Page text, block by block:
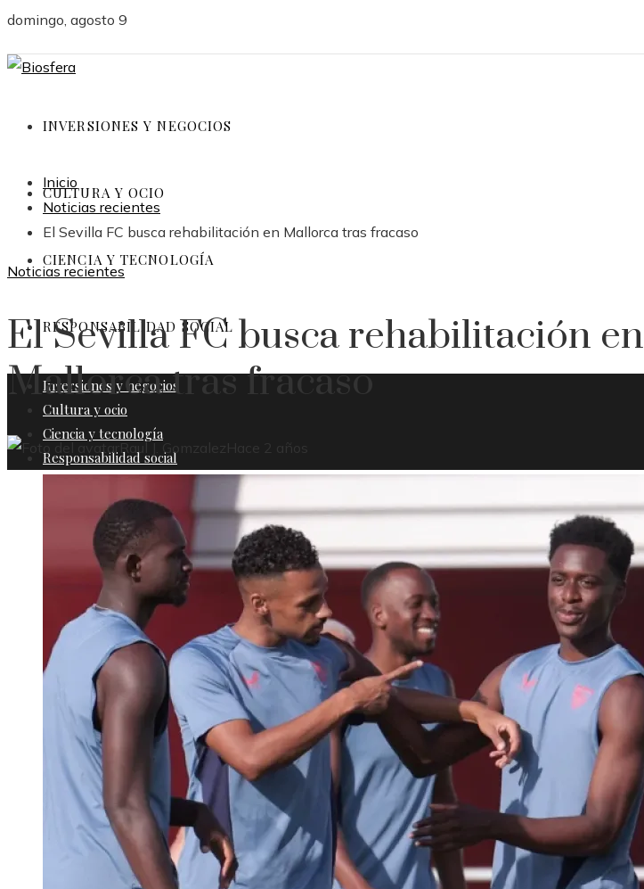
domingo, agosto 9
INVERSIONES Y NEGOCIOS
CULTURA Y OCIO
CIENCIA Y TECNOLOGÍA
RESPONSABILIDAD SOCIAL
Inversiones y negocios
Cultura y ocio
Ciencia y tecnología
Responsabilidad social
Inicio
Noticias recientes
El Sevilla FC busca rehabilitación en Mallorca tras fracaso
Noticias recientes
El Sevilla FC busca rehabilitación en
Mallorca tras fracaso
Raul J. Gomzalez Hace 2 años